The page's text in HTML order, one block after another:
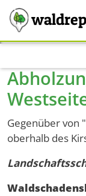
Gegenüber von
oberhalb des